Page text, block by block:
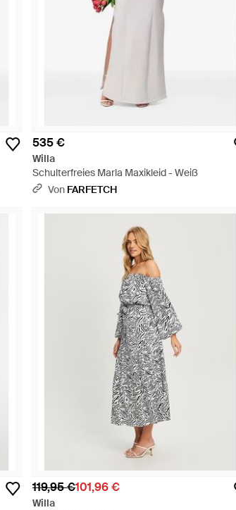
535 €
Willa
Schulterfreies Marla Maxikleid - Weiß
Von FARFETCH
119,95 €101,96 €
Willa